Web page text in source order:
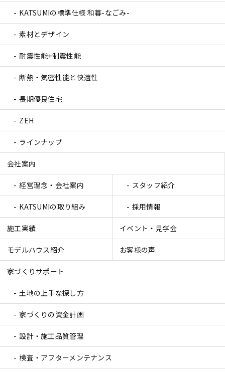
KATSUMIの標準仕様 和暮-なごみ-
素材とデザイン
耐震性能+制震性能
断熱・気密性能と快適性
長期優良住宅
ZEH
ラインナップ
会社案内
経営理念・会社案内 スタッフ紹介
KATSUMIの取り組み 採用情報
施工実績 イベント・見学会
モデルハウス紹介 お客様の声
家づくりサポート
土地の上手な探し方
家づくりの資金計画
設計・施工品質管理
検査・アフターメンテナンス